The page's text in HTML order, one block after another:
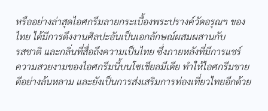
หรืออย่างล่าสุดไอศกรีมลายกระเบื้องพระปรางค์วัดอรุณฯ ของ
ไทย ได้มีการดึงงานศิลปะอันเป็นเอกลักษณ์ผสมผสานกับ
รสชาติ และกลิ่นที่สื่อถึงความเป็นไทย ซึ่งภายหลังที่มีการแชร์
ความสวยงามของไอศกรีมนี้บนโซเชียลมีเดีย ทำให้ไอศกรีมขาย
ดีอย่างล้นหลาม และยังเป็นการส่งเสริมการท่องเที่ยวไทยอีกด้วย